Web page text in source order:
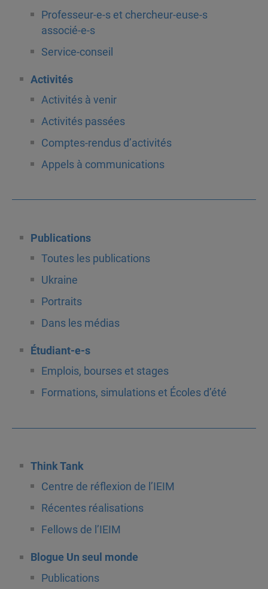
Professeur-e-s et chercheur-euse-s
associé-e-s
Service-conseil
Activités
Activités à venir
Activités passées
Comptes-rendus d’activités
Appels à communications
Publications
Toutes les publications
Ukraine
Portraits
Dans les médias
Étudiant-e-s
Emplois, bourses et stages
Formations, simulations et Écoles d’été
Think Tank
Centre de réflexion de l’IEIM
Récentes réalisations
Fellows de l’IEIM
Blogue Un seul monde
Publications